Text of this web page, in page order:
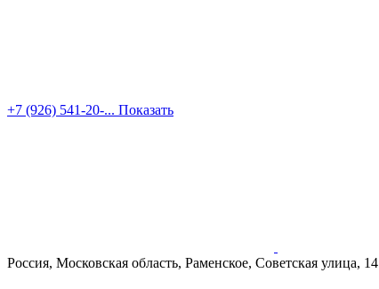
+7 (926) 541-20-... Показать
Россия, Московская область, Раменское, Советская улица, 14